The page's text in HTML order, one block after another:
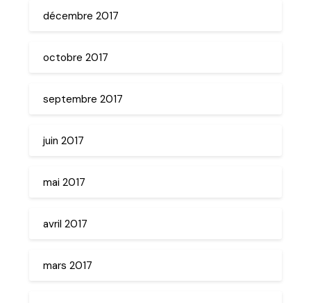
décembre 2017
octobre 2017
septembre 2017
juin 2017
mai 2017
avril 2017
mars 2017